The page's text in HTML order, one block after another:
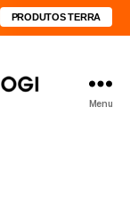
PRODUTOS TERRA
Menu